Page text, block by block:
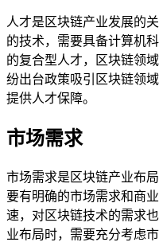
人才是区块链产业发展的
的技术，需要具备计算机
的复合型人才，区块链领
纷出台政策吸引区块链领
提供人才保障。
市场需求
市场需求是区块链产业布
要有明确的市场需求和商
速，对区块链技术的需求
业布局时，需要充分考虑